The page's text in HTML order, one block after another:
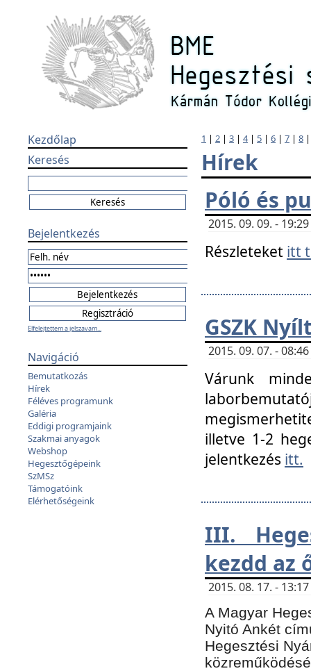
Kezdőlap
Keresés
Bejelentkezés
Elfelejtettem a jelszavam...
Navigáció
Bemutatkozás
Hírek
Féléves programunk
Galéria
Eddigi programjaink
Szakmai anyagok
Webshop
Hegesztőgépeink
SzMSz
Támogatóink
Elérhetőségeink
1 | 2 | 3 | 4| 5 | 6 | 7 | 8
Hírek
Póló és
2015. 09. 09. -
Részleteket itt
GSZK
2015. 09. 07. -
Várunk
illetve 1-2
jelentkezés itt.
III.
kezdd az
2015. 08. 17. -
A Magyar
Nyitó Ankét
Hegesztési